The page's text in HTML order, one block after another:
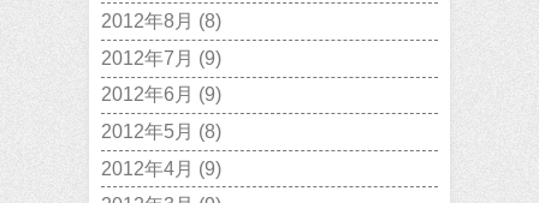
2012年8月 (8)
2012年7月 (9)
2012年6月 (9)
2012年5月 (8)
2012年4月 (9)